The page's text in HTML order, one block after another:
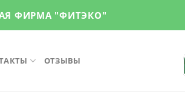
ФИРМА "ФИТЭКО"
ОТЗЫВЫ